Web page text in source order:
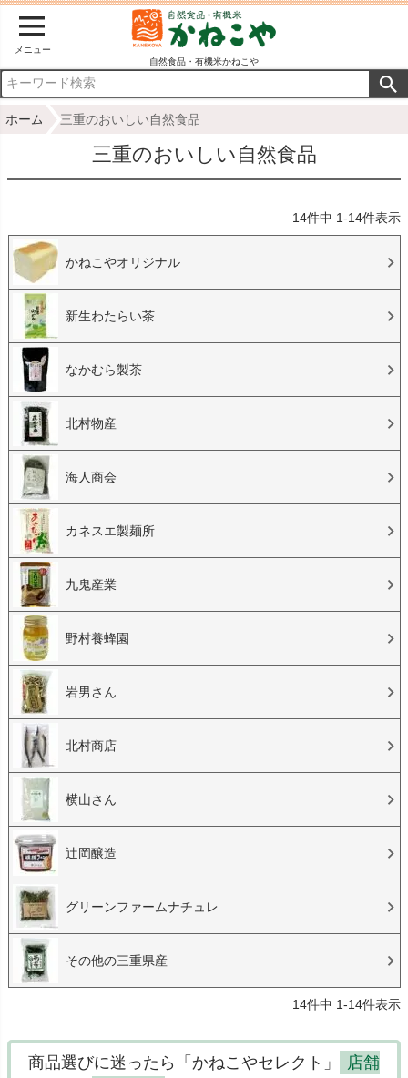
メニュー
自然食品・有機米かねこや
ホーム 三重のおいしい自然食品
三重のおいしい自然食品
14件中 1-14件表示
かねこやオリジナル
新生わたらい茶
なかむら製茶
北村物産
海人商会
カネスエ製麺所
九鬼産業
野村養蜂園
岩男さん
北村商店
横山さん
辻岡醸造
グリーンファームナチュレ
その他の三重県産
14件中 1-14件表示
商品選びに迷ったら「かねこやセレクト」
店舗